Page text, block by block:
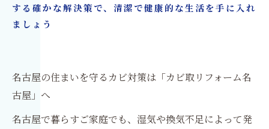
する確かな解決策で、清潔で健康的な生活を手に入れ
ましょう
名古屋の住まいを守るカビ対策は「カビ取リフォーム名
古屋」へ
名古屋で暮らすご家庭でも、湿気や換気不足によって発